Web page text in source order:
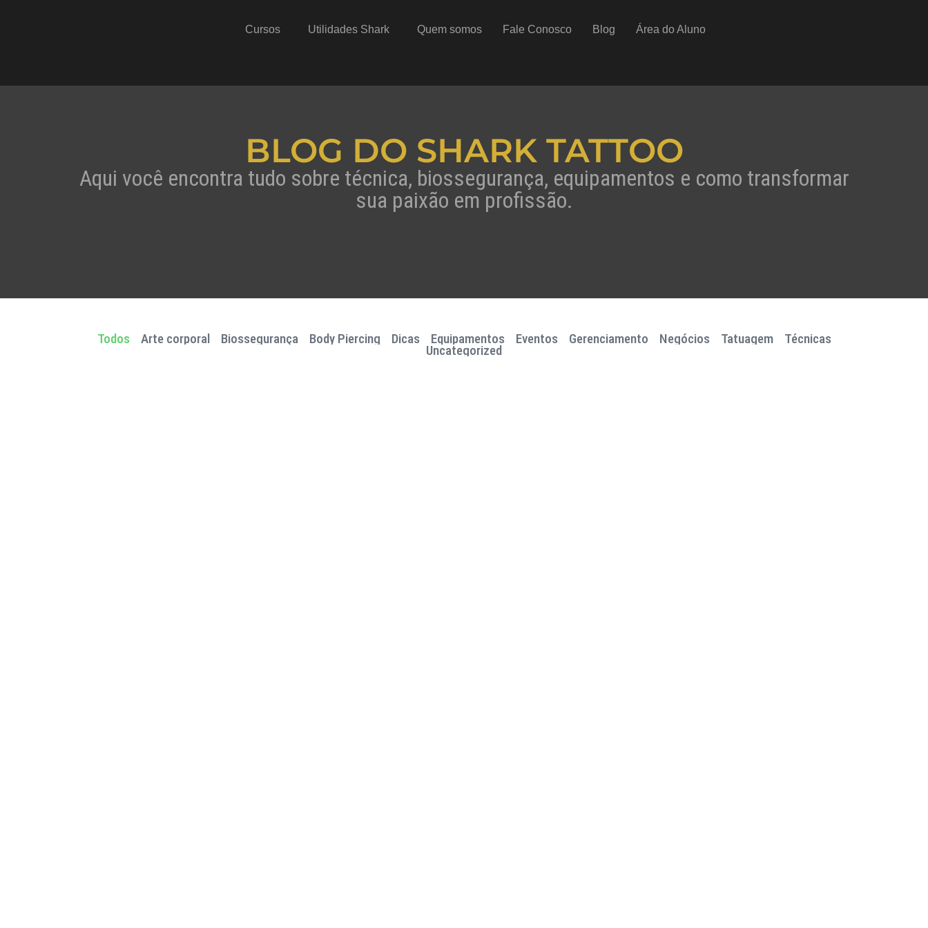
Cursos Utilidades Shark Quem somos Fale Conosco Blog Área do Aluno
BLOG DO SHARK TATTOO
Aqui você encontra tudo sobre técnica, biossegurança, equipamentos e como transformar
sua paixão em profissão.
Arte corporal Biossegurança Body Piercing Dicas Equipamentos Eventos Gerenciamento Negócios Tatuagem Técnicas
Uncategorized
Todos